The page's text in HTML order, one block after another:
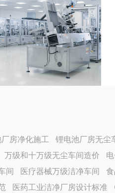
房净化施工
锂电池厂房无尘
万级和十万级无尘车间造价
间
医疗器械万级洁净车间
医药工业洁净厂房设计标准